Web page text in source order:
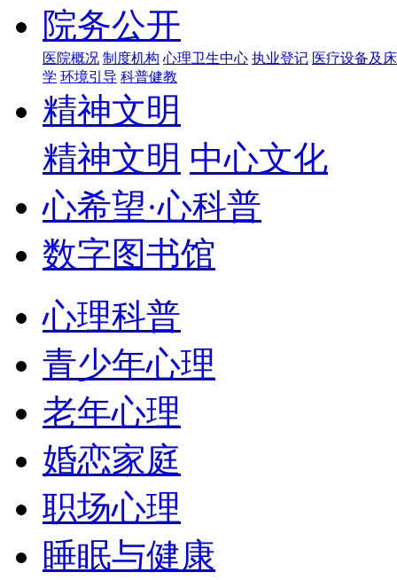
院务公开
医院概况 制度机构 心理卫生中心 执业登记 医疗设备及
学 环境引导 科普健教
精神文明
精神文明 中心文化
心希望·心科普
数字图书馆
心理科普
青少年心理
老年心理
婚恋家庭
职场心理
睡眠与健康